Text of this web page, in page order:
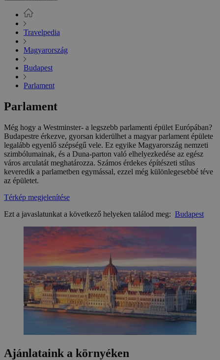
Travelpedia
Magyarország
Budapest
Parlament
Parlament
Még hogy a Westminster- a legszebb parlamenti épület Európában?
Budapestre érkezve, gyorsan kiderülhet a magyar parlament épülete
legalább egyenlő szépségű vele. Ez egyike Magyarország nemzeti
szimbólumainak, és a Duna-parton való elhelyezkedése az egész
város arculatát meghatározza. Számos érdekes építészeti stílus
keveredik a parlametben egymással, ezzel még különlegesebbé téve
az épületet.
Térkép megjelenítése
Ezt a javaslatunkat a következő helyeken találod meg: Budapest
Ajánlataink a környéken